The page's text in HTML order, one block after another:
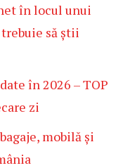
în locul unui
să știi
în 2026 – TOP
zi
mobilă și